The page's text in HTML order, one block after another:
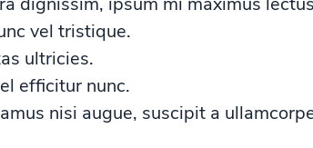
vel tristique.
ultricies.
efficitur nunc.
nisi augue, suscipit a